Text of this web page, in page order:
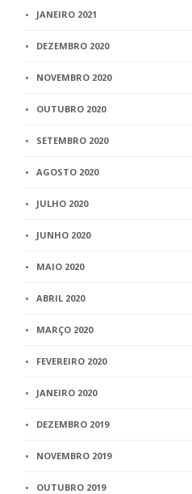
JANEIRO 2021
DEZEMBRO 2020
NOVEMBRO 2020
OUTUBRO 2020
SETEMBRO 2020
AGOSTO 2020
JULHO 2020
JUNHO 2020
MAIO 2020
ABRIL 2020
MARÇO 2020
FEVEREIRO 2020
JANEIRO 2020
DEZEMBRO 2019
NOVEMBRO 2019
OUTUBRO 2019